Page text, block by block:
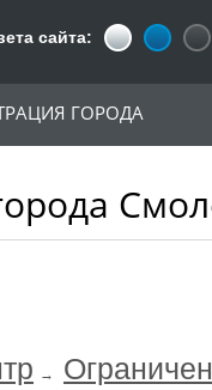
сайта:
ГОРОДА